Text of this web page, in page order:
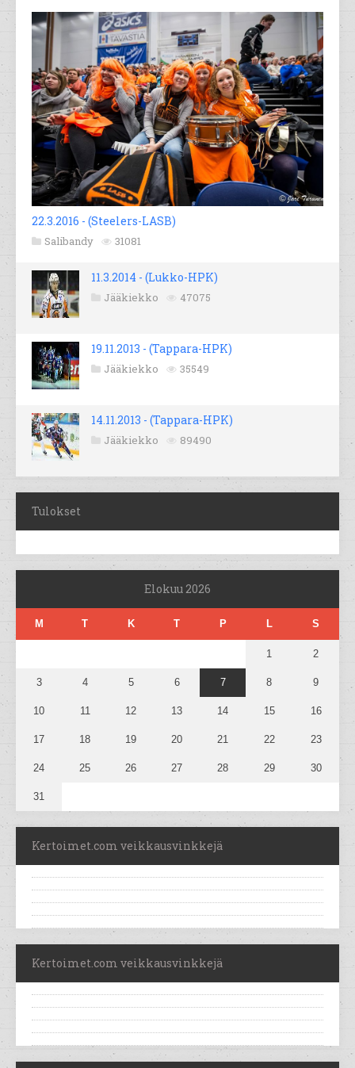
22.3.2016 - (Steelers-LASB)
Salibandy 31081
11.3.2014 - (Lukko-HPK)
Jääkiekko 47075
19.11.2013 - (Tappara-HPK)
Jääkiekko 35549
14.11.2013 - (Tappara-HPK)
Jääkiekko 89490
Tulokset
Elokuu 2026
M T K T P L S
1 2
3 4 5 6 7 8 9
10 11 12 13 14 15 16
17 18 19 20 21 22 23
24 25 26 27 28 29 30
31
Kertoimet.com veikkausvinkkejä
Kertoimet.com veikkausvinkkejä